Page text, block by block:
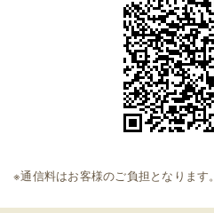
※通信料はお客様のご負担となります。